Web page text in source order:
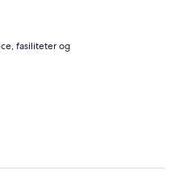
fasiliteter og